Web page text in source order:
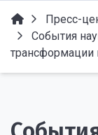
Пресс-
События
трансформации